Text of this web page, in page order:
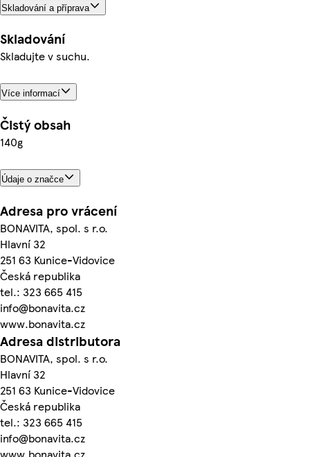
Skladování a příprava
Skladování
Skladujte v suchu.
Více informací
Čistý obsah
140g
Údaje o značce
Adresa pro vrácení
BONAVITA, spol. s r.o.
Hlavní 32
251 63 Kunice-Vidovice
Česká republika
tel.: 323 665 415
info@bonavita.cz
www.bonavita.cz
Adresa distributora
BONAVITA, spol. s r.o.
Hlavní 32
251 63 Kunice-Vidovice
Česká republika
tel.: 323 665 415
info@bonavita.cz